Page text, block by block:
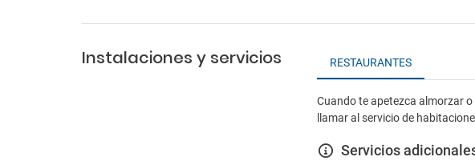
Instalaciones y servicios RESTAURANTES
Cuando te apetezca almorzar
llamar al servicio de
Servicios